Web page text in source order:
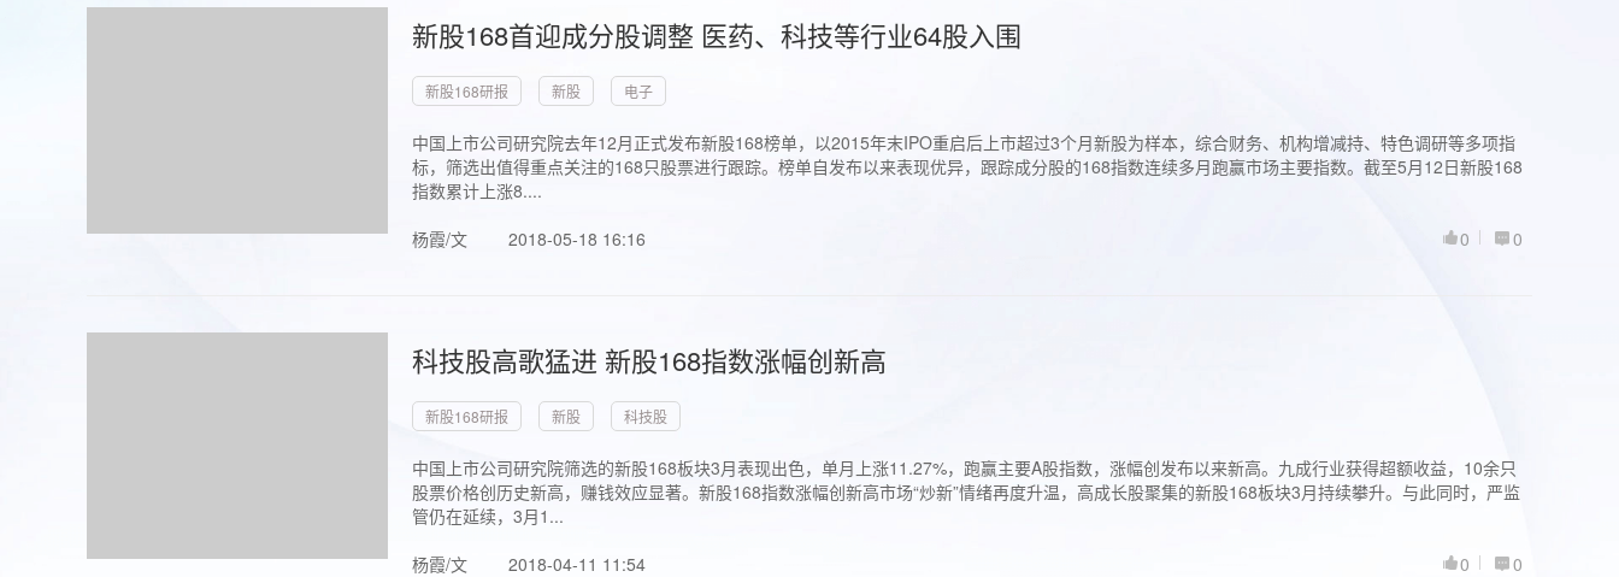
新股168首迎成分股调整 医药、科技等行业64股入围
新股168研报 新股 电子
中国上市公司研究院去年12月正式发布新股168榜单，以2015年末IPO重启后上市超过3个月新股为样本，综合财务、机构增减持、特色调研等多项指
标，筛选出值得重点关注的168只股票进行跟踪。榜单自发布以来表现优异，跟踪成分股的168指数连续多月跑赢市场主要指数。截至5月12日新股168
指数累计上涨8....
杨霞/文
2018-05-18 16:16 0
0
科技股高歌猛进 新股168指数涨幅创新高
新股168研报 新股 科技股
中国上市公司研究院筛选的新股168板块3月表现出色，单月上涨11.27%，跑赢主要A股指数，涨幅创发布以来新高。九成行业获得超额收益，10余只
股票价格创历史新高，赚钱效应显著。新股168指数涨幅创新高市场“炒新”情绪再度升温，高成长股聚集的新股168板块3月持续攀升。与此同时，严监
管仍在延续，3月1...
杨霞/文
2018-04-11 11:54 0
0